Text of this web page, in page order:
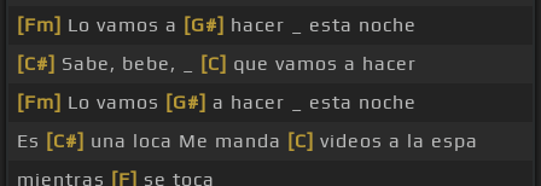
[Fm] Lo vamos a [G#] hacer _ esta noche
[C#] Sabe, bebe, _ [C] que vamos a hacer
[Fm] Lo vamos [G#] a hacer _ esta noche
Es [C#] una loca Me manda [C] videos a la espa
mientras [F] se toca